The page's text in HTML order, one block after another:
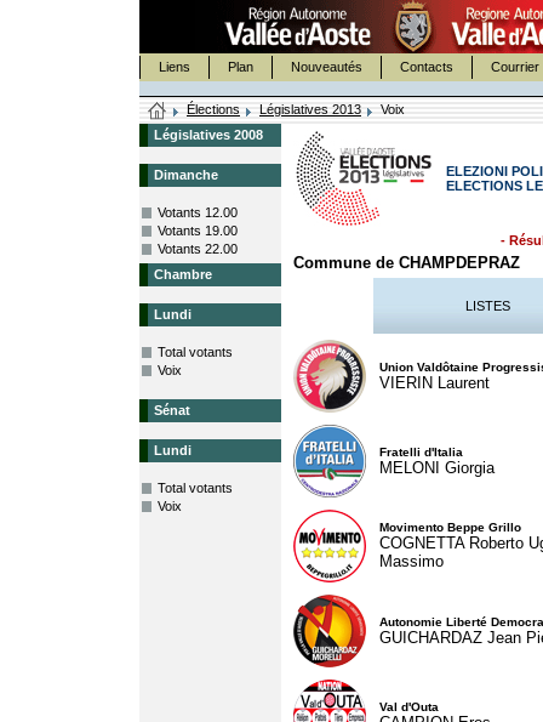
Liens Plan Nouveautés Contacts Courrier
Élections Législatives 2013
Voix
Législatives 2008
Dimanche
Votants 12.00
Votants 19.00
Votants 22.00
Chambre
Lundi
Total votants
Voix
Sénat
Lundi
Total votants
Voix
ELEZIONI
ELECTIONS
-
Commune de CHAMPDEPRAZ
LISTES
Union Valdôtaine
VIERIN Laurent
Fratelli d'Italia
MELONI Giorgia
Movimento Beppe Grillo
COGNETTA Roberto
Massimo
Autonomie Liberté
GUICHARDAZ Jean
Val d'Outa